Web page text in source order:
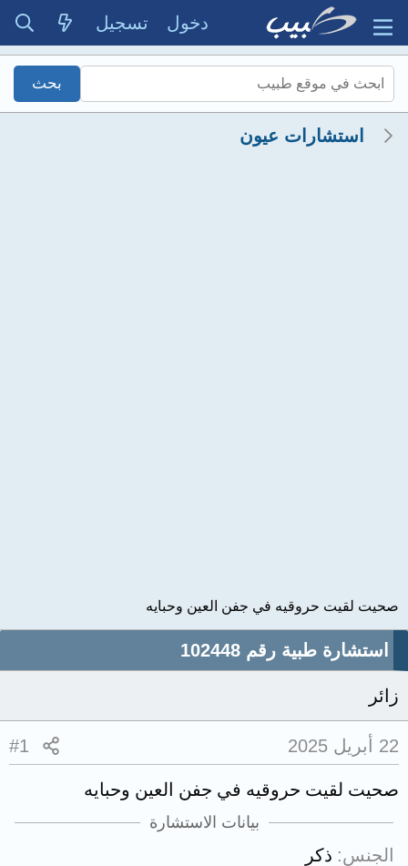
دخول تسجيل
استشارات عيون
صحيت لقيت حروقيه في جفن العين وحبايه
استشارة طبية رقم 102448
زائر
22 أبريل 2025 #1
صحيت لقيت حروقيه في جفن العين وحبايه
بيانات الاستشارة
الجنس ذكر